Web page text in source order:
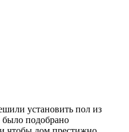
установить пол из
было подобрано